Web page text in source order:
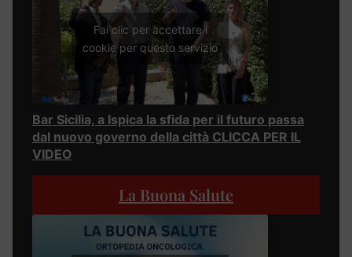
Fai clic per accettare i
cookie per questo servizio
Bar Sicilia, a Ispica la sfida per il futuro passa
dal nuovo governo della città CLICCA PER IL
VIDEO
La Buona Salute